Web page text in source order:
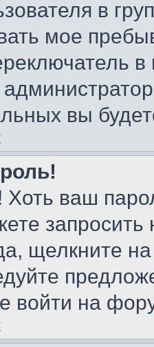
в
мое
вы
Хоть ваш
щелкните
войти на